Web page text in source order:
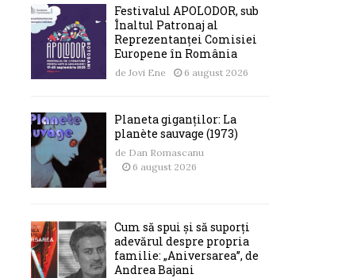
Festivalul APOLODOR, sub
Înaltul Patronaj al
Reprezentanței Comisiei
Europene în România
de Jovi Ene 6 august 2026
Planeta giganților: La
planète sauvage (1973)
de Dan Romascanu
6 august 2026
Cum să spui și să suporți
adevărul despre propria
familie: „Aniversarea”, de
Andrea Bajani